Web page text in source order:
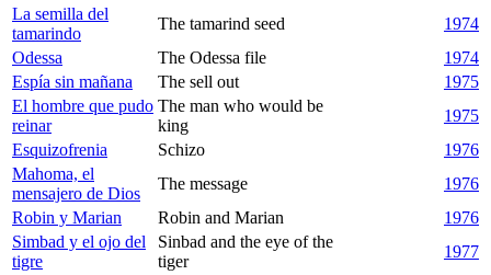
La semilla del
tamarindo
The tamarind seed
1974
Odessa
The Odessa file
1974
Espía sin mañana
The sell out
1975
El hombre que pudo
reinar
The man who would be
king
1975
Esquizofrenia
Schizo
1976
Mahoma, el
mensajero de Dios
The message
1976
Robin y Marian
Robin and Marian
1976
Simbad y el ojo del
tigre
Sinbad and the eye of the
tiger
1977